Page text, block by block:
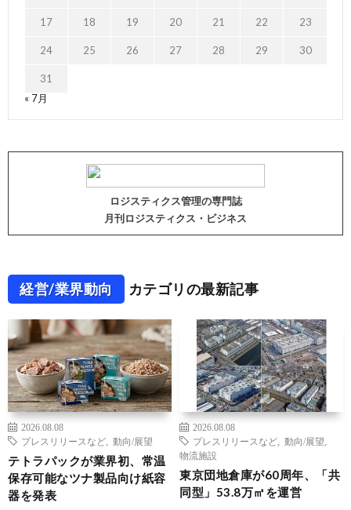
17 18 19 20 21 22 23
24 25 26 27 28 29 30
31
« 7月
ロジスティクス管理の専門誌
月刊ロジスティクス・ビジネス
経営/業界動向 カテゴリの最新記事
2026.08.08
プレスリリースなど
動向/展望
テトラパックが業界初、常温
保存可能なツナ製品向け紙容
器を発表
2026.08.08
プレスリリースなど
動向/展望
物流施設
東京団地倉庫が60周年、「共
同型」53.8万㎡を運営